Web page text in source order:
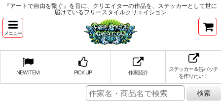
『アートで自由を繋ぐ』を旨に、クリエイターの作品を、ステッカーとして世に
届けているフリースタイルクリエイション
メニュー
NEW ITEM PICK UP 作家紹介
ステッカー＆缶バッチ
を作りたい！